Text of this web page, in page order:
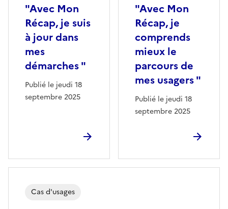
"Avec Mon
Récap, je suis
à jour dans
mes
démarches "
Publié le jeudi 18
septembre 2025
"Avec Mon
Récap, je
comprends
mieux le
parcours de
mes usagers "
Publié le jeudi 18
septembre 2025
Cas d'usages